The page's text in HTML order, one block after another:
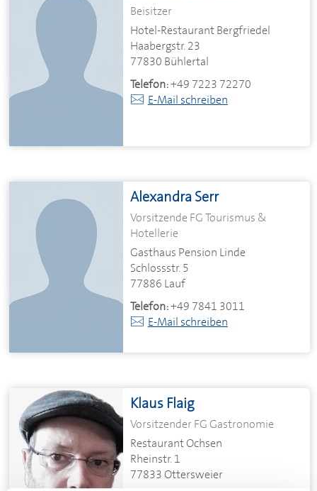
Beisitzer
Hotel-Restaurant Bergfriedel
Haabergstr. 23
77830 Bühlertal
Telefon:+49 7223 72270
E-Mail schreiben
Alexandra Serr
Vorsitzende FG Tourismus &
Hotellerie
Gasthaus Pension Linde
Schlossstr. 5
77886 Lauf
Telefon:+49 7841 3011
E-Mail schreiben
Klaus Flaig
Vorsitzender FG Gastronomie
Restaurant Ochsen
Rheinstr. 1
77833 Ottersweier